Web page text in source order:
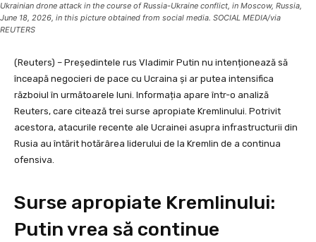
Ukrainian drone attack in the course of Russia-Ukraine conflict, in Moscow, Russia,
June 18, 2026, in this picture obtained from social media. SOCIAL MEDIA/via
REUTERS
(Reuters) – Președintele rus Vladimir Putin nu intenționează să
înceapă negocieri de pace cu Ucraina și ar putea intensifica
războiul în următoarele luni. Informația apare într-o analiză
Reuters, care citează trei surse apropiate Kremlinului. Potrivit
acestora, atacurile recente ale Ucrainei asupra infrastructurii din
Rusia au întărit hotărârea liderului de la Kremlin de a continua
ofensiva.
Surse apropiate Kremlinului:
Putin vrea să continue